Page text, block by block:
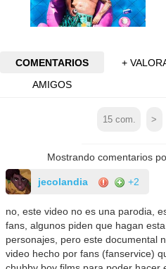
COMENTARIOS
+
AMIGOS
15com. >
Mostrando comentarios
jecolandia +2
no, este video no es una parodia,
fans, algunos piden que hagan
personajes, pero este documental
video hecho por fans (fanservice)